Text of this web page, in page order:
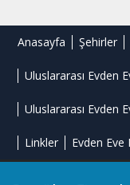
Anasayfa Şehirler
Uluslararası Evden
Uluslararası Evden
Linkler Evden Eve